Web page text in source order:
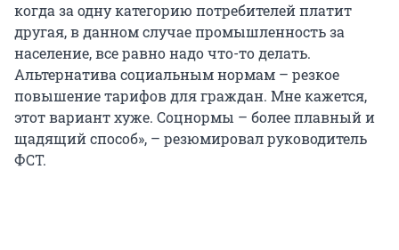
когда за одну категорию потребителей платит
другая, в данном случае промышленность за
население, все равно надо что-то делать.
Альтернатива социальным нормам – резкое
повышение тарифов для граждан. Мне кажется,
этот вариант хуже. Соцнормы – более плавный и
щадящий способ», – резюмировал руководитель
ФСТ.